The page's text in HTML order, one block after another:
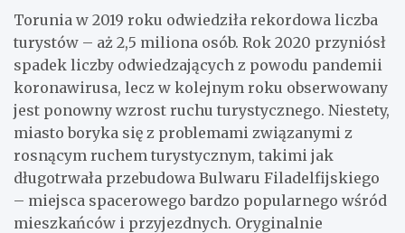
Torunia w 2019 roku odwiedziła rekordowa liczba
turystów – aż 2,5 miliona osób. Rok 2020 przyniósł
spadek liczby odwiedzających z powodu pandemii
koronawirusa, lecz w kolejnym roku obserwowany
jest ponowny wzrost ruchu turystycznego. Niestety,
miasto boryka się z problemami związanymi z
rosnącym ruchem turystycznym, takimi jak
długotrwała przebudowa Bulwaru Filadelfijskiego
– miejsca spacerowego bardzo popularnego wśród
mieszkańców i przyjezdnych. Oryginalnie